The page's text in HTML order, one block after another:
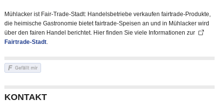
Mühlacker ist Fair-Trade-Stadt: Handelsbetriebe verkaufen fairtrade-Produkte,
die heimische Gastronomie bietet fairtrade-Speisen an und in Mühlacker wird
über den fairen Handel berichtet. Hier finden Sie viele Informationen zur
Fairtrade-Stadt.
KONTAKT